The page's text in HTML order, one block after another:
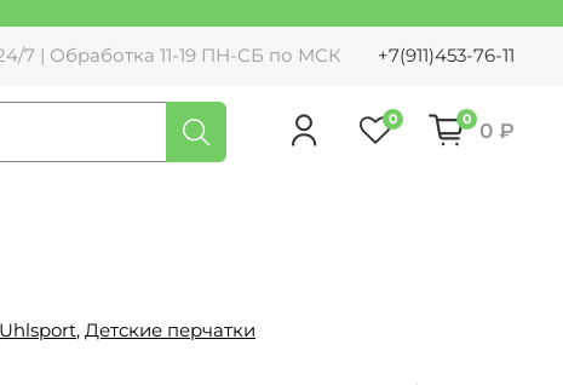
7 | Обработка 11-19 ПН-СБ по МСК +7(911)453-76-11
0 0 0 ₽
Uhlsport, Детские перчатки